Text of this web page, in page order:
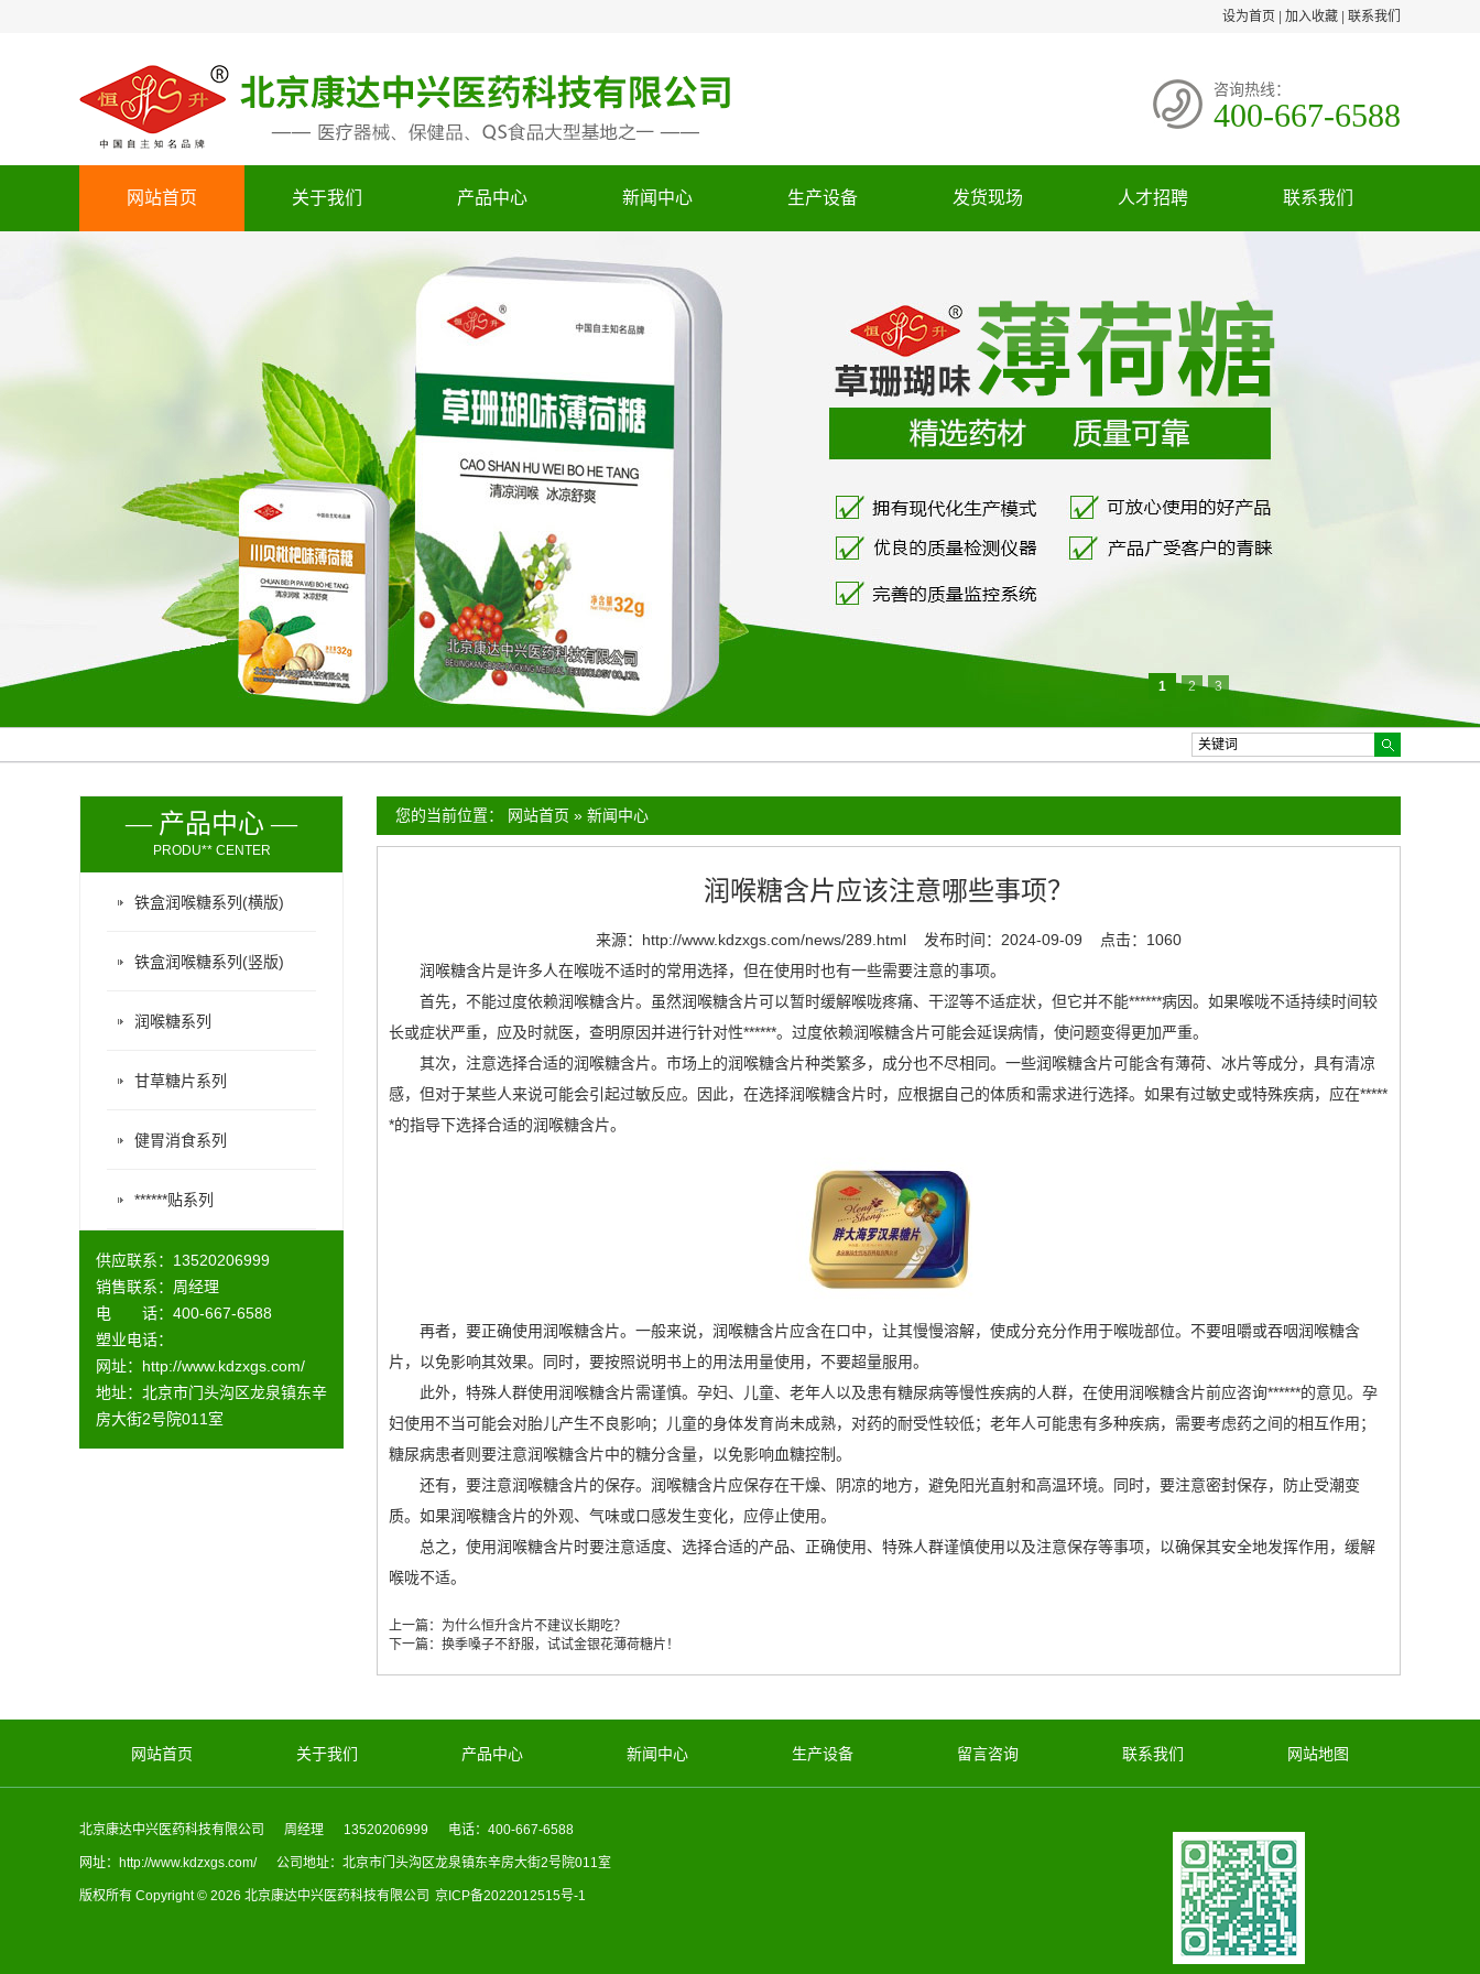
设为首页 加入收藏 联系我们
咨询热线：
400-667-6588
网站首页 关于我们 产品中心 新闻中心 生产设备 发货现场 人才招聘 联系我们
1 2 3
您的当前位置： 网站首页 » 新闻中心
润喉糖含片应该注意哪些事项？
来源： http://www.kdzxgs.com/news/289.html 发布时间：2024-09-09
点击：1060
润喉糖含片是许多人在喉咙不适时的常用选择，但在使用时也有一些需要注意的事项。
首先，不能过度依赖润喉糖含片。虽然润喉糖含片可以暂时缓解喉咙疼痛、干涩等不适症状，但它并不能******病因。如果喉咙不适持续时间较
长或症状严重，应及时就医，查明原因并进行针对性******。过度依赖润喉糖含片可能会延误病情，使问题变得更加严重。
其次，注意选择合适的润喉糖含片。市场上的润喉糖含片种类繁多，成分也不尽相同。一些润喉糖含片可能含有薄荷、冰片等成分，具有清凉
感，但对于某些人来说可能会引起过敏反应。因此，在选择润喉糖含片时，应根据自己的体质和需求进行选择。如果有过敏史或特殊疾病，应在*****
*的指导下选择合适的润喉糖含片。
再者，要正确使用润喉糖含片。一般来说，润喉糖含片应含在口中，让其慢慢溶解，使成分充分作用于喉咙部位。不要咀嚼或吞咽润喉糖含
片，以免影响其效果。同时，要按照说明书上的用法用量使用，不要超量服用。
此外，特殊人群使用润喉糖含片需谨慎。孕妇、儿童、老年人以及患有糖尿病等慢性疾病的人群，在使用润喉糖含片前应咨询******的意见。孕
妇使用不当可能会对胎儿产生不良影响；儿童的身体发育尚未成熟，对药的耐受性较低；老年人可能患有多种疾病，需要考虑药之间的相互作用；
糖尿病患者则要注意润喉糖含片中的糖分含量，以免影响血糖控制。
还有，要注意润喉糖含片的保存。润喉糖含片应保存在干燥、阴凉的地方，避免阳光直射和高温环境。同时，要注意密封保存，防止受潮变
质。如果润喉糖含片的外观、气味或口感发生变化，应停止使用。
总之，使用润喉糖含片时要注意适度、选择合适的产品、正确使用、特殊人群谨慎使用以及注意保存等事项，以确保其安全地发挥作用，缓解
喉咙不适。
上一篇： 为什么恒升含片不建议长期吃？
下一篇： 换季嗓子不舒服，试试金银花薄荷糖片！
— 产品中心 —
PRODU** CENTER
铁盒润喉糖系列(横版)
铁盒润喉糖系列(竖版)
润喉糖系列
甘草糖片系列
健胃消食系列
******贴系列
供应联系：13520206999
销售联系：周经理
电 话：400-667-6588
塑业电话：
网址： http://www.kdzxgs.com/
地址：北京市门头沟区龙泉镇东辛
房大街2号院011室
网站首页 关于我们 产品中心 新闻中心 生产设备 留言咨询 联系我们 网站地图
北京康达中兴医药科技有限公司 周经理 13520206999 电话：400-667-6588
网址：http://www.kdzxgs.com/ 公司地址：北京市门头沟区龙泉镇东辛房大街2号院011室
版权所有 Copyright © 2026 北京康达中兴医药科技有限公司 京ICP备2022012515号-1